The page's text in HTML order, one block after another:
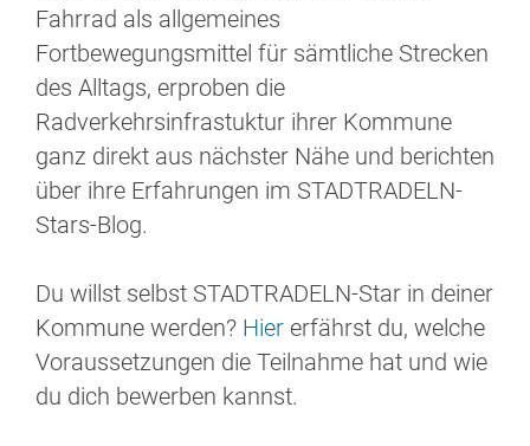
Fahrrad als allgemeines
Fortbewegungsmittel für sämtliche Strecken
des Alltags, erproben die
Radverkehrsinfrastuktur ihrer Kommune
ganz direkt aus nächster Nähe und berichten
über ihre Erfahrungen im STADTRADELN-
Stars-Blog.
Du willst selbst STADTRADELN-Star in deiner
Kommune werden? Hier erfährst du, welche
Voraussetzungen die Teilnahme hat und wie
du dich bewerben kannst.